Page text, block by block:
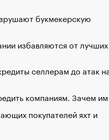
букмекерскую
избавляются от лучших
селлерам до атак
компаниям. Зачем
покупателей яхт и